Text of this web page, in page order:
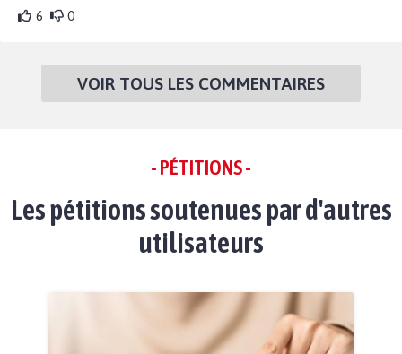
6 0
VOIR TOUS LES COMMENTAIRES
- PÉTITIONS -
Les pétitions soutenues par d'autres
utilisateurs